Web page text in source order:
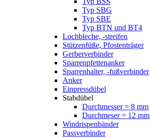
Typ SBG
Typ SBE
Typ BTN und BT4
Lochbleche, -streifen
Stützenfüße, Pfostenträger
Gerberverbinder
Sparrenpfettenanker
Sparrenhalter, -fußverbinder
Anker
Einpressdübel
Stabdübel
Durchmesser = 8 mm
Durchmeser = 12 mm
Windrispenbänder
Passverbinder